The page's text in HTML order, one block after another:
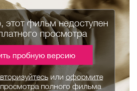
этот фильм недоступен
просмотра
пробную версию
или оформите
полного фильма